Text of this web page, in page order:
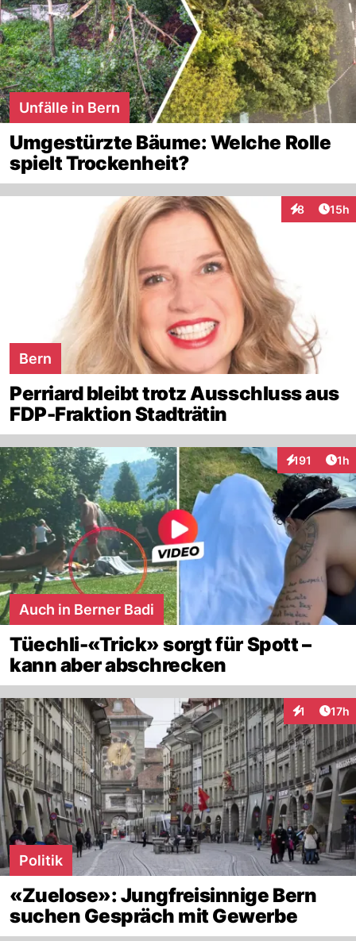
Unfälle in Bern
Umgestürzte Bäume: Welche Rolle
spielt Trockenheit?
8
Interaktionen
15h
Bern
Perriard bleibt trotz Ausschluss aus
FDP-Fraktion Stadträtin
191
Interaktionen
1h
Auch in Berner Badi
Tüechli-«Trick» sorgt für Spott –
kann aber abschrecken
1 17h
Politik
«Zuelose»: Jungfreisinnige Bern
suchen Gespräch mit Gewerbe